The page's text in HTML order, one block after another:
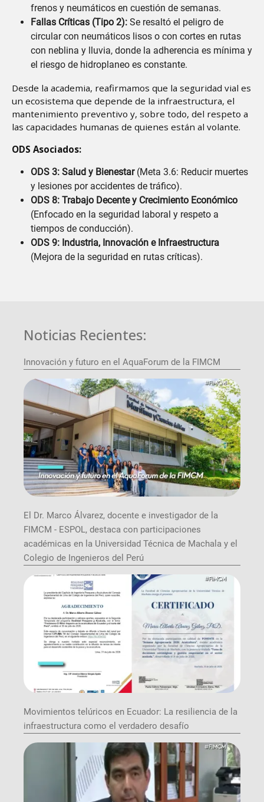
frenos y neumáticos en cuestión de semanas.
Fallas Críticas (Tipo 2): Se resaltó el peligro de
circular con neumáticos lisos o con cortes en rutas
con neblina y lluvia, donde la adherencia es mínima y
el riesgo de hidroplaneo es constante.
Desde la academia, reafirmamos que la seguridad vial es
un ecosistema que depende de la infraestructura, el
mantenimiento preventivo y, sobre todo, del respeto a
las capacidades humanas de quienes están al volante.
ODS Asociados:
ODS 3: Salud y Bienestar(Meta 3.6: Reducir muertes
y lesiones por accidentes de tráfico).
ODS 8: Trabajo Decente y Crecimiento Económico
(Enfocado en la seguridad laboral y respeto a
tiempos de conducción).
ODS 9: Industria, Innovación e Infraestructura
(Mejora de la seguridad en rutas críticas).
Noticias Recientes:
Innovación y futuro en el AquaForum de la FIMCM
El Dr. Marco Álvarez, docente e investigador de la
FIMCM - ESPOL, destaca con participaciones
académicas en la Universidad Técnica de Machala y el
Colegio de Ingenieros del Perú
Movimientos telúricos en Ecuador: La resiliencia de la
infraestructura como el verdadero desafío